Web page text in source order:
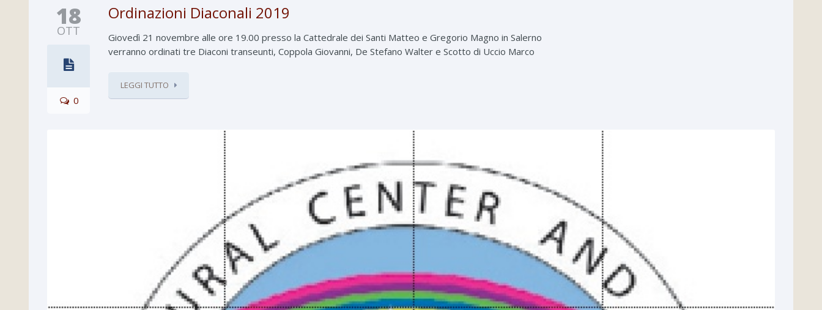
18
OTT
0
Ordinazioni Diaconali 2019
Giovedì 21 novembre alle ore 19.00 presso la Cattedrale dei Santi Matteo e Gregorio Magno in Salerno
verranno ordinati tre Diaconi transeunti, Coppola Giovanni, De Stefano Walter e Scotto di Uccio Marco
LEGGI TUTTO